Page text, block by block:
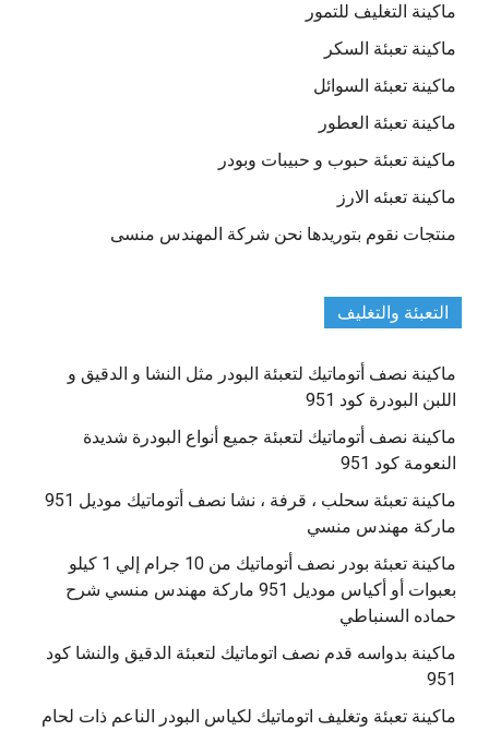
ماكينة التغليف للتمور
ماكينة تعبئة السكر
ماكينة تعبئة السوائل
ماكينة تعبئة العطور
ماكينة تعبئة حبوب و حبيبات وبودر
ماكينة تعبئه الارز
منتجات نقوم بتوريدها نحن شركة المهندس منسى
التعبئة والتغليف
ماكينة نصف أتوماتيك لتعبئة البودر مثل النشا و الدقيق و
اللبن البودرة كود 951
ماكينة نصف أتوماتيك لتعبئة جميع أنواع البودرة شديدة
النعومة كود 951
ماكينة تعبئة سحلب ، قرفة ، نشا نصف أتوماتيك موديل 951
ماركة مهندس منسي
ماكينة تعبئة بودر نصف أتوماتيك من 10 جرام إلي 1 كيلو
بعبوات أو أكياس موديل 951 ماركة مهندس منسي شرح
حماده السنباطي
ماكينة بدواسه قدم نصف اتوماتيك لتعبئة الدقيق والنشا كود
951
ماكينة تعبئة وتغليف اتوماتيك لكياس البودر الناعم ذات لحام